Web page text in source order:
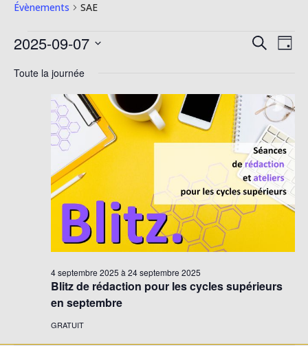
Évènements SAE
Évènements
7
septembre
2025
de
vues
Recherche
de
Jour
2025-09-07
une
Toute la journée
Blitz de rédaction pour les cycles supérieurs
en septembre
4 septembre 2025 à24 septembre 2025
GRATUIT